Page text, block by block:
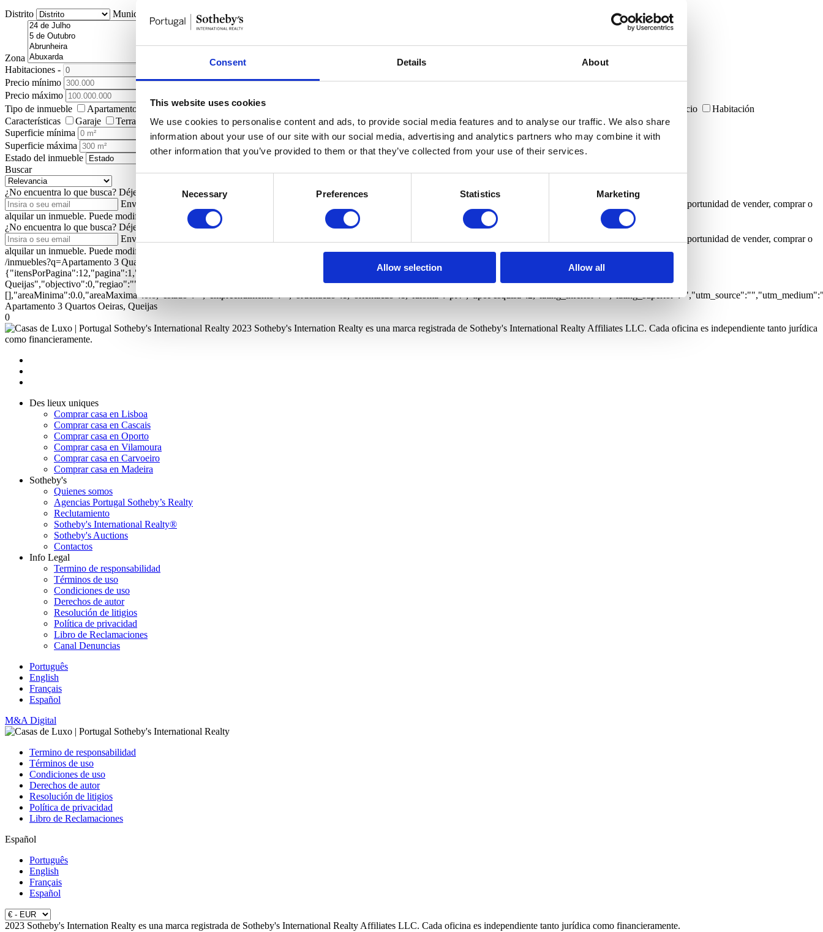
Consent Details About
This website uses cookies
We use cookies to personalise content and ads, to provide social media features and to analyse our traffic. We also share
information about your use of our site with our social media, advertising and analytics partners who may combine it with
other information that you’ve provided to them or that they’ve collected from your use of their services.
Selection
Necessary Preferences Statistics Marketing
Allow selection Allow all
Distrito Municipio Pedanía
Zona
Habitaciones -
Precio mínimo
Precio máximo
Tipo de inmueble
Apartamentos/Pisos Viviendas Terrenos Inmuebles con negocio
Habitación
Características
Garaje Terraza Jardín Ascensor Piscina Condominio cerrado Vista privilegiada Gimnasio Vista marítima
Vista Rio
Superficie mínima
Superficie máxima
Estado del inmueble
Buscar
¿No encuentra lo que busca? Déjenos su dirección de correo electrónico para recibir nuevos inmuebles relacionados con su búsqueda.
Enviar
Autorizo a Portugal Sotheby's International Realty y a sus oficinas a guardar mis datos personales para informarme cada vez que surja una oportunidad de vender, comprar o
alquilar un inmueble. Puede modificar esta autorización posteriormente en privacidade.sirpt.com.
¿No encuentra lo que busca? Déjenos su dirección de correo electrónico para recibir nuevos inmuebles relacionados con su búsqueda.
Enviar
Autorizo a Portugal Sotheby's International Realty y a sus oficinas a guardar mis datos personales para informarme cada vez que surja una oportunidad de vender, comprar o
alquilar un inmueble. Puede modificar esta autorización posteriormente en privacidade.sirpt.com.
/inmuebles?q=Apartamento 3 Quartos Oeiras, Queijas&ord=1&dir=1
{"itensPorPagina":12,"pagina":1,"textual":"Apartamento 3 Quartos Oeiras,
Queijas","objectivo":0,"regiao":"","zona":"","distrito":"","concelho":"","freguesia":"","quartos":0,"wcs":0,"precoMinimo":0,"precoMaximo":0,"grupo":"","caracteristicas":
Apartamento 3 Quartos Oeiras, Queijas
0
2023 Sotheby's Internation Realty es una marca registrada de Sotheby's International Realty Affiliates LLC. Cada oficina es independiente tanto jurídica
como financieramente.
Des lieux uniques
Comprar casa en Lisboa
Comprar casa en Cascais
Comprar casa en Oporto
Comprar casa en Vilamoura
Comprar casa en Carvoeiro
Comprar casa en Madeira
Sotheby's
Quienes somos
Agencias Portugal Sotheby’s Realty
Reclutamiento
Sotheby's International Realty®
Sotheby's Auctions
Contactos
Info Legal
Termino de responsabilidad
Términos de uso
Condiciones de uso
Derechos de autor
Resolución de litigios
Política de privacidad
Libro de Reclamaciones
Canal Denuncias
Português
English
Français
Español
M&A Digital
Termino de responsabilidad
Términos de uso
Condiciones de uso
Derechos de autor
Resolución de litigios
Política de privacidad
Libro de Reclamaciones
Español
Português
English
Français
Español
2023 Sotheby's Internation Realty es una marca registrada de Sotheby's International Realty Affiliates LLC. Cada oficina es independiente tanto jurídica como financieramente.